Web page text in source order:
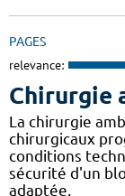
PAGES
relevance:
Chirurgie
La chirurgie
chirurgicaux
conditions
sécurité d'un
adaptée,